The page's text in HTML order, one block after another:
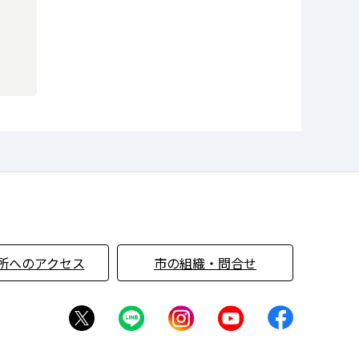
へのアクセス 市の組織・問合せ